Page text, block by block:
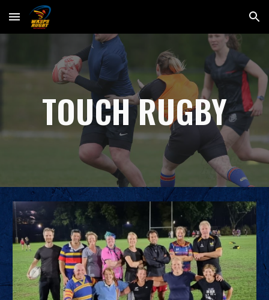
Skip to main content Skip to navigation
TOUCH RUGBY